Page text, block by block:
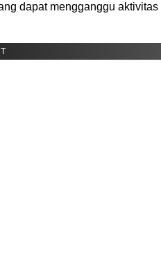
dapat mengganggu aktivitas